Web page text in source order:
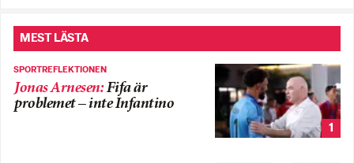
MEST LÄSTA
SPORTREFLEKTIONEN
Jonas Arnesen:Fifa är
problemet – inte Infantino
1